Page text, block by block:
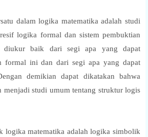
dalam logika matematika adalah studi
logika formal dan sistem pembuktian
diukur baik dari segi apa yang dapat
formal ini dan dari segi apa yang dapat
demikian dapat dikatakan bahwa
menjadi studi umum tentang struktur logis
logika matematika adalah logika simbolik